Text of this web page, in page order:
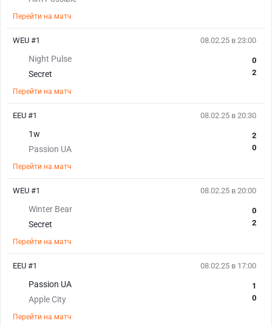
Перейти на матч
08.02.25 в 23:00
Night Pulse
Secret
0
2
Перейти на матч
WEU #1
08.02.25 в 20:30
1w
Passion UA
2
0
Перейти на матч
EEU #1
08.02.25 в 20:00
Winter Bear
Secret
0
2
Перейти на матч
WEU #1
08.02.25 в 17:00
Passion UA
Apple City
1
0
Перейти на матч
EEU #1